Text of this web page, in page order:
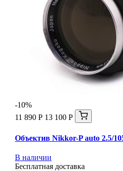
-10%
11 890 Р 13 100 Р
Объектив Nikkor-P auto 2.5/
В наличии
Бесплатная доставка